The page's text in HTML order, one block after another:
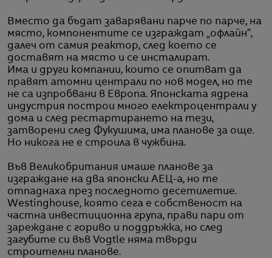
Вместо да бъдат заварявани парче по парче, на
място, компонентите се изграждат „офлайн”,
далеч от самия реактор, след което се
доставят на място и се инсталират.
Има и други компании, които се опитват да
правят атомни централи по нов модел, но те
не са изпробвани в Европа. Японската ядрена
индустрия построи много електроцентрали у
дома и след рестартирането на тези,
затворени след Фукушима, има планове за още.
Но никога не е строила в чужбина.
Във Великобритания имаше планове за
изграждане на два японски АЕЦ-а, но те
отпаднаха през последното десетилетие.
Westinghouse, която сега е собственост на
частна инвестиционна група, прави пари от
зареждане с гориво и поддръжка, но след
загубите си във Vogtle няма твърди
строителни планове.